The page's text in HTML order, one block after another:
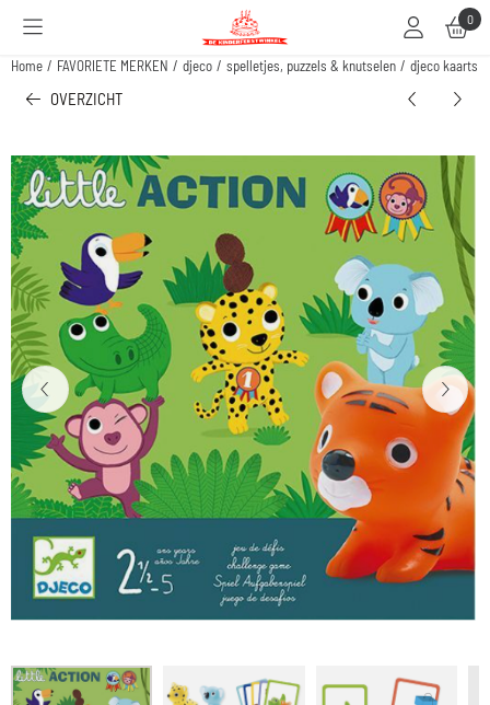
Cookievoorkeuren zijn beschikbaar. Kies instellingen of sta alle cookies toe.0
Home / FAVORIETE MERKEN / djeco / spelletjes, puzzels & knutselen / djeco
OVERZICHT